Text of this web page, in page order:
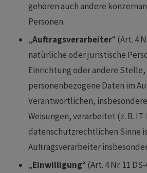
gehören auch andere
Personen.
„Auftragsverarbeiter“ (Art. 4
natürliche oder juristische
Einrichtung oder andere Stelle,
personenbezogene Daten im
Verantwortlichen,
Weisungen, verarbeitet (z. B.
datenschutzrechtlichen Sinne
Auftragsverarbeiter
„Einwilligung“ (Art. 4 Nr. 11